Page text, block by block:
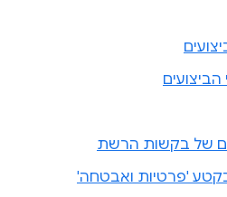
של בקשות הרשת